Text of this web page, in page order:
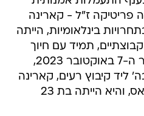
ז"ל - קארינה
בינלאומיות, הייתה
תמיד עם חיוך
גדול וניצוץ בעיניים. בבוקר ה-7 באוקטובר 2023,
ליד קיבוץ רעים, קארינה
נרצחה על ידי מחבלי חמאס, והיא הייתה בת 23